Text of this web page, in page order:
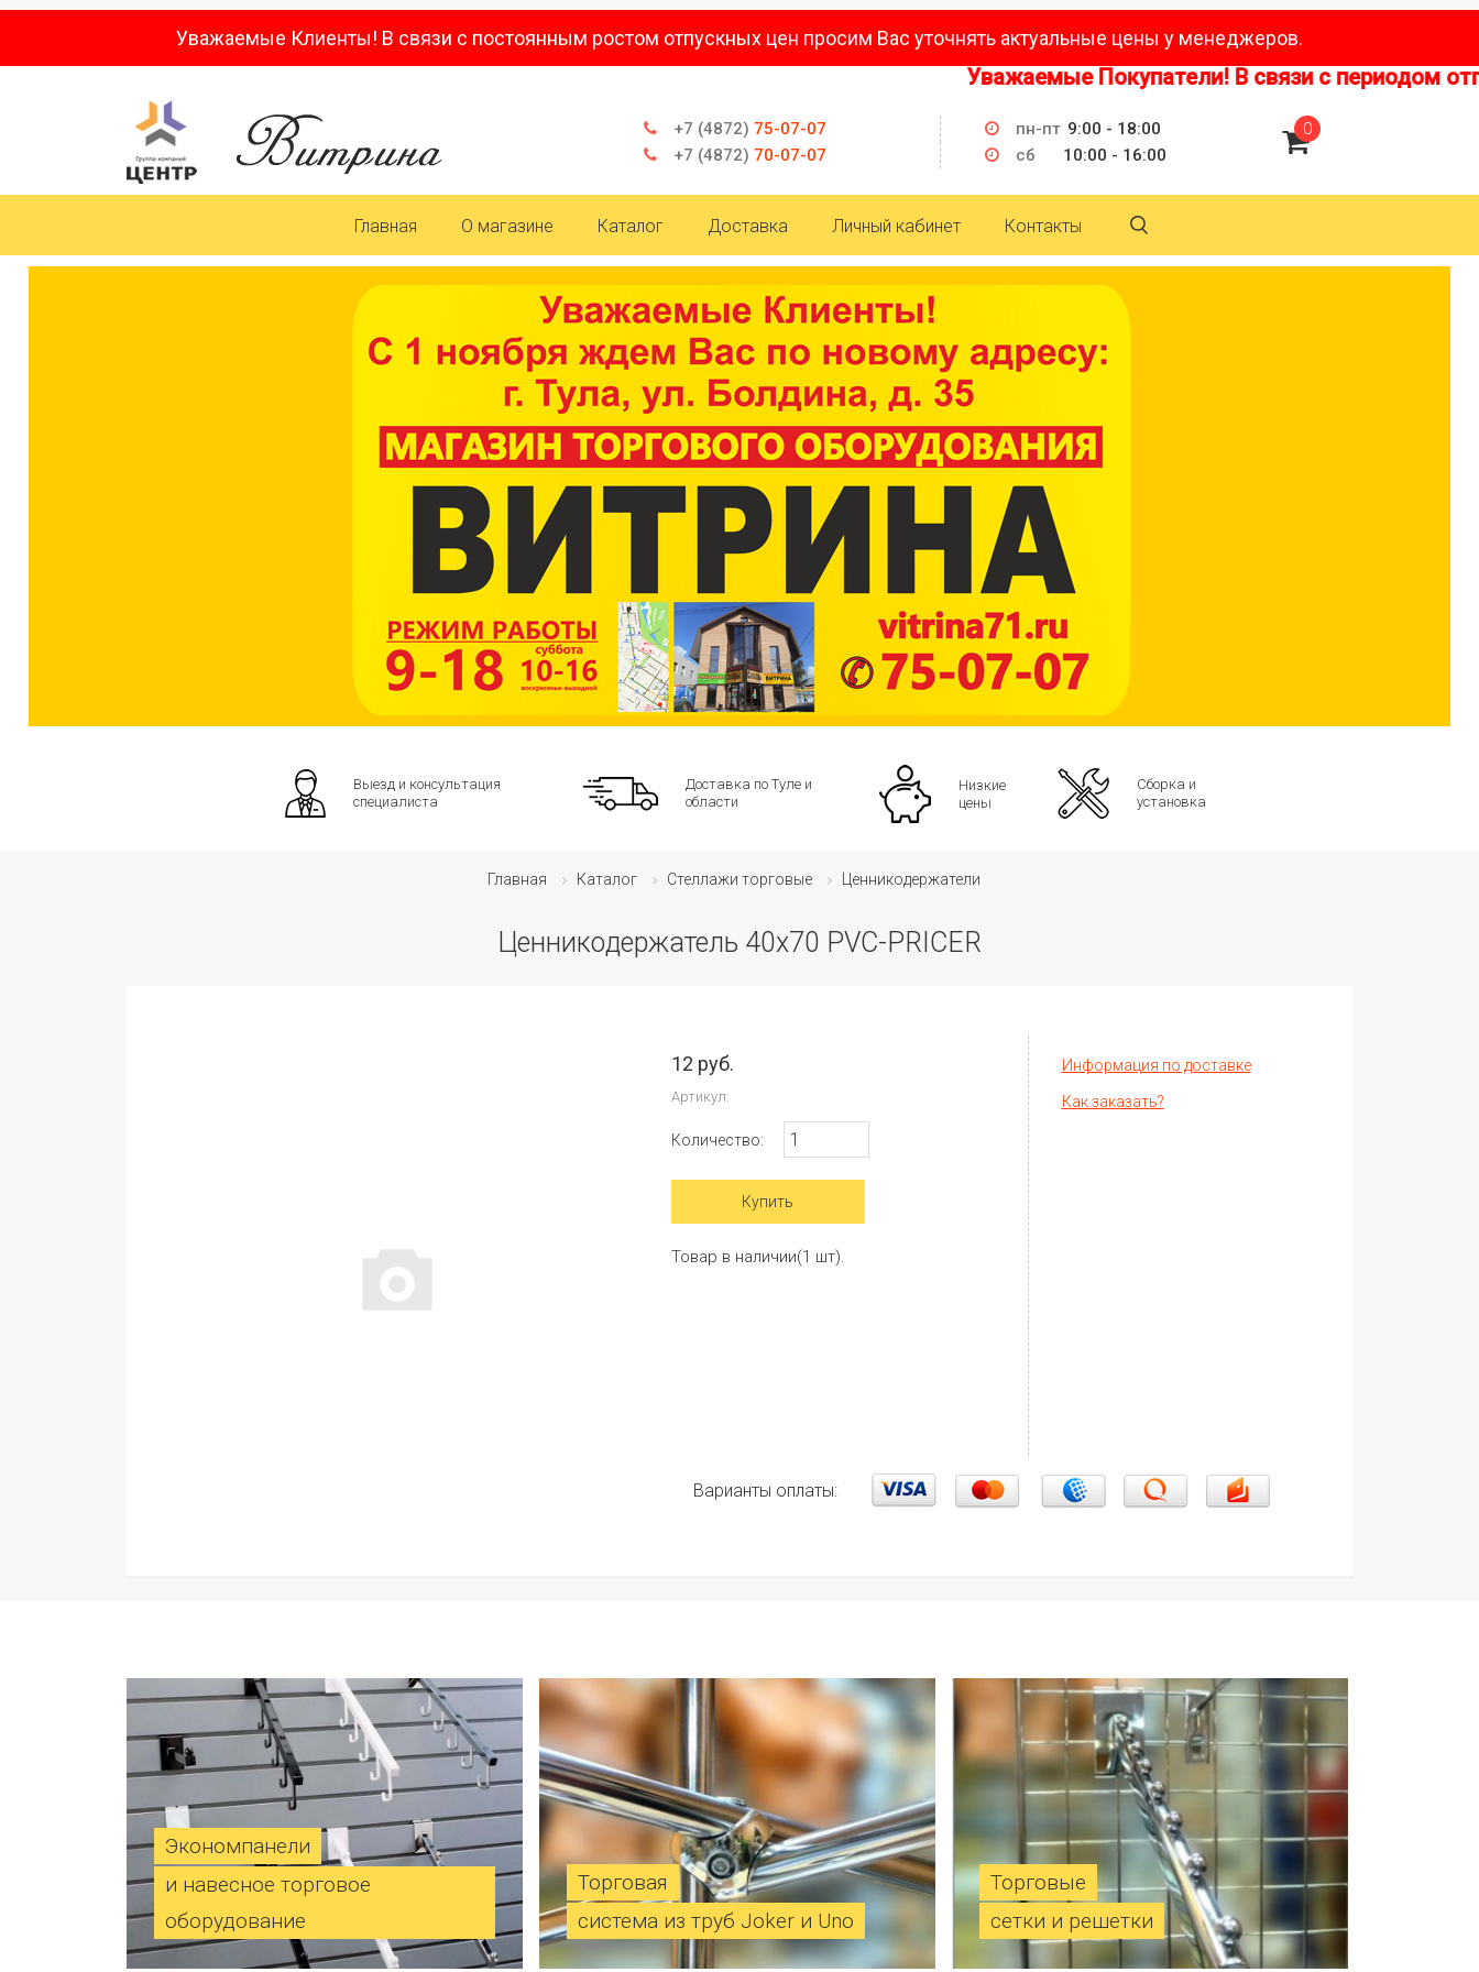
Уважаемые Клиенты! В связи с постоянным ростом отпускных цен просим Вас уточнять актуальные цены у менеджеров.
Уважаемые Покупатели! В связи с периодом
+7 (4872) 75-07-07
+7 (4872) 70-07-07
пн-пт 9:00 - 18:00
сб
10:00 - 16:00
0
Главная О магазине Каталог Доставка Личный кабинет Контакты
Выезд и консультация
специалиста
Доставка по Туле и
области
Низкие
цены
Сборка и
установка
Главная Каталог Стеллажи торговые Ценникодержатели
Ценникoдержатель 40х70 PVC-PRICER
12 руб.
Артикул:
Количество:
Товар в наличии(1 шт).
Информация по доставке
Как заказать?
Варианты оплаты:
Экономпанели
и навесное торговое
оборудование
Торговая
система из труб Joker и Uno
Торговые
сетки и решетки